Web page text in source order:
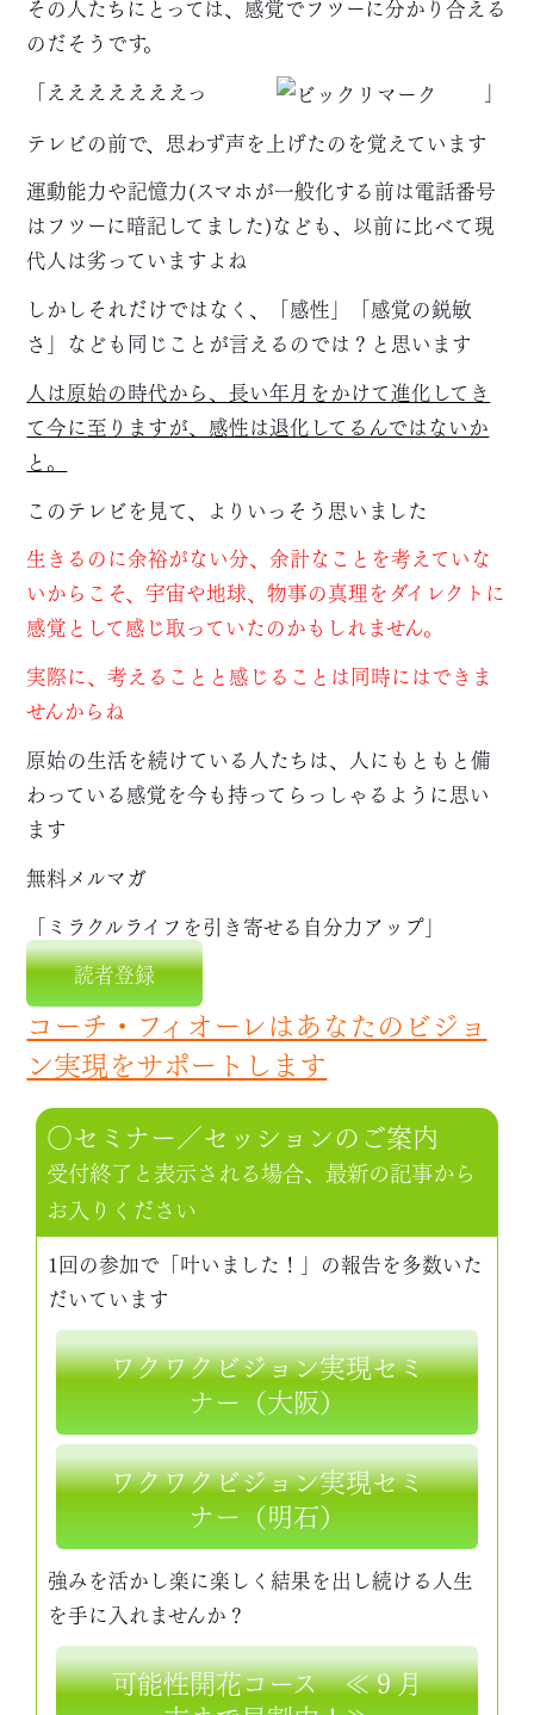
その人たちにとっては、感覚でフツーに分かり合える
のだそうです。
「えええええええっ
」
テレビの前で、思わず声を上げたのを覚えています
運動能力や記憶力(スマホが一般化する前は電話番号
はフツーに暗記してました)なども、以前に比べて現
代人は劣っていますよね
しかしそれだけではなく、「感性」「感覚の鋭敏
さ」なども同じことが言えるのでは？と思います
人は原始の時代から、長い年月をかけて進化してき
て今に至りますが、感性は退化してるんではないか
と。
このテレビを見て、よりいっそう思いました
生きるのに余裕がない分、余計なことを考えていな
いからこそ、宇宙や地球、物事の真理をダイレクトに
感覚として感じ取っていたのかもしれません。
実際に、考えることと感じることは同時にはできま
せんからね
原始の生活を続けている人たちは、人にもともと備
わっている感覚を今も持ってらっしゃるように思い
ます
無料メルマガ
「ミラクルライフを引き寄せる自分力アップ」
読者登録
コーチ・フィオーレはあなたのビジョ
ン実現をサポートします
○セミナー／セッションのご案内
受付終了と表示される場合、最新の記事から
お入りください
1回の参加で「叶いました！」の報告を多数いた
だいています
ワクワクビジョン実現セミ
ナー（大阪）
ワクワクビジョン実現セミ
ナー（明石）
強みを活かし楽に楽しく結果を出し続ける人生
を手に入れませんか？
可能性開花コース ≪９月